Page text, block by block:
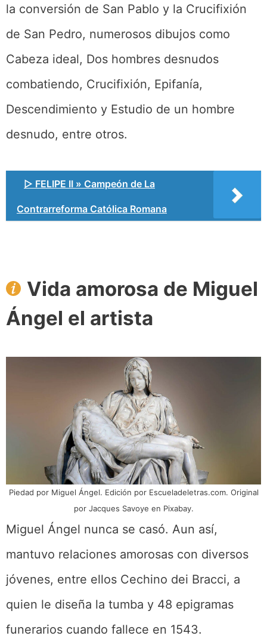
la conversión de San Pablo y la Crucifixión
de San Pedro, numerosos dibujos como
Cabeza ideal, Dos hombres desnudos
combatiendo, Crucifixión, Epifanía,
Descendimiento y Estudio de un hombre
desnudo, entre otros.
▷ FELIPE II » Campeón de La
Contrarreforma Católica Romana
Vida amorosa de Miguel
Ángel el artista
Piedad por Miguel Ángel. Edición por Escueladeletras.com. Original
por Jacques Savoye en Pixabay.
Miguel Ángel nunca se casó. Aun así,
mantuvo relaciones amorosas con diversos
jóvenes, entre ellos Cechino dei Bracci, a
quien le diseña la tumba y 48 epigramas
funerarios cuando fallece en 1543.